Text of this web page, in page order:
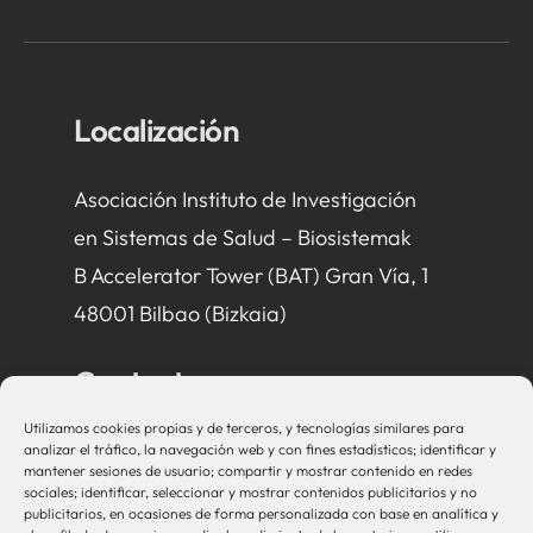
Utilizamos cookies propias y de terceros, y tecnologías similares para
analizar el tráfico, la navegación web y con fines estadísticos; identificar y
mantener sesiones de usuario; compartir y mostrar contenido en redes
sociales; identificar, seleccionar y mostrar contenidos publicitarios y no
publicitarios, en ocasiones de forma personalizada con base en analítica y
Localización
Asociación Instituto de Investigación
en Sistemas de Salud – Biosistemak
B Accelerator Tower (BAT) Gran Vía, 1
48001 Bilbao (Bizkaia)
Contacto
bio-sistemak@bio-sistemak.eus
944 00 77 90